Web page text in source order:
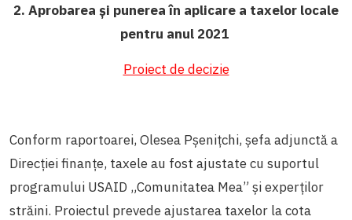
2. Aprobarea și punerea în aplicare a taxelor locale
pentru anul 2021
Proiect de decizie
Conform raportoarei, Olesea Pșenițchi, șefa adjunctă a
Direcției finanțe, taxele au fost ajustate cu suportul
programului USAID „Comunitatea Mea” și experților
străini. Proiectul prevede ajustarea taxelor la cota